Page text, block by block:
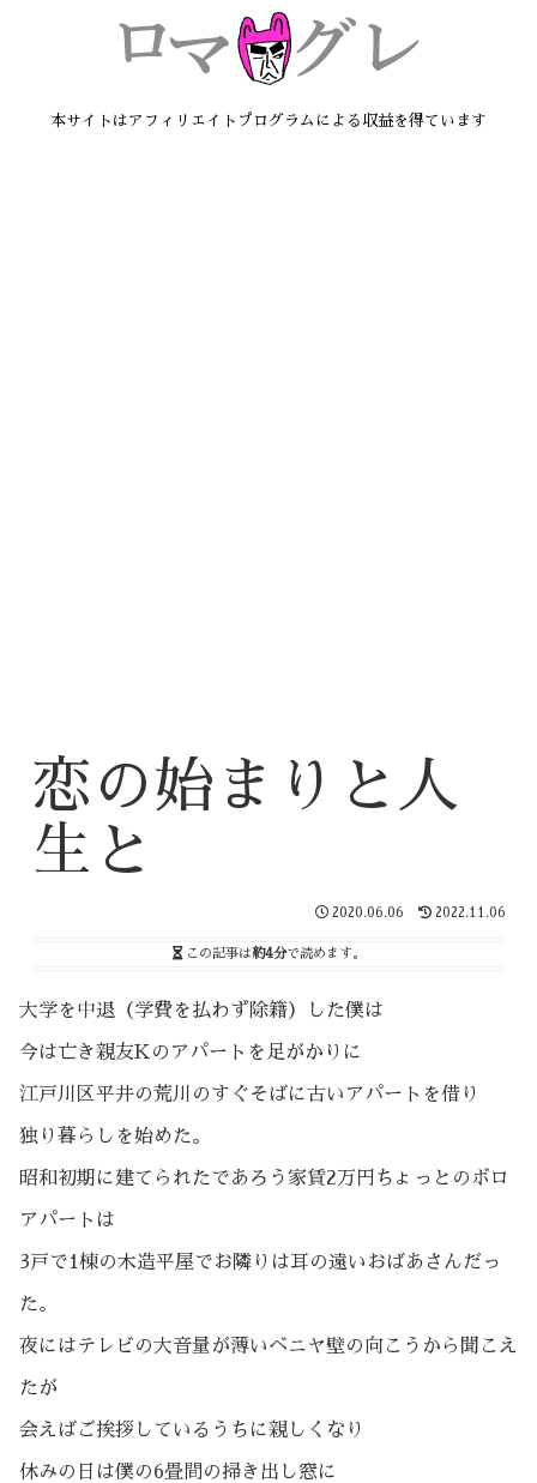
本サイトはアフィリエイトプログラムによる収益を得ています
恋の始まりと人
生と
2020.06.06 2022.11.06
この記事は約4分で読めます。
大学を中退（学費を払わず除籍）した僕は
今は亡き親友Kのアパートを足がかりに
江戸川区平井の荒川のすぐそばに古いアパートを借り
独り暮らしを始めた。
昭和初期に建てられたであろう家賃2万円ちょっとのボロ
アパートは
3戸で1棟の木造平屋でお隣りは耳の遠いおばあさんだっ
た。
夜にはテレビの大音量が薄いベニヤ壁の向こうから聞こえ
たが
会えばご挨拶しているうちに親しくなり
休みの日は僕の6畳間の掃き出し窓に